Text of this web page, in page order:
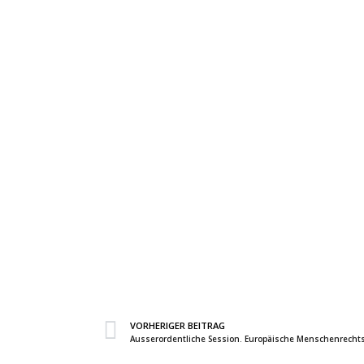
VORHERIGER BEITRAG
Ausserordentliche Session. Europäische